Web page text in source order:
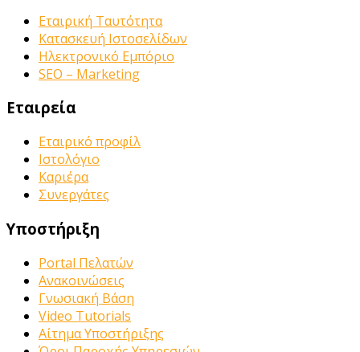
Εταιρική Ταυτότητα
Κατασκευή Ιστοσελίδων
Ηλεκτρονικό Εμπόριο
SEO – Marketing
Εταιρεία
Εταιρικό προφίλ
Ιστολόγιο
Καριέρα
Συνεργάτες
Υποστήριξη
Portal Πελατών
Ανακοινώσεις
Γνωσιακή Βάση
Video Tutorials
Αίτημα Υποστήριξης